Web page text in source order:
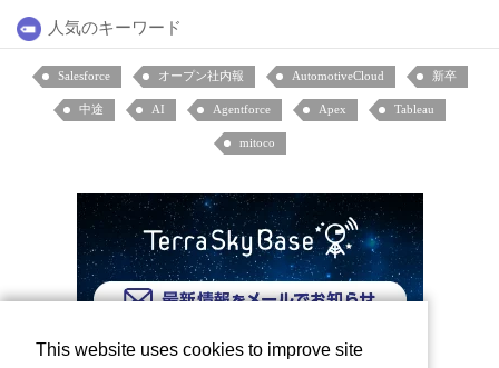
人気のキーワード
Salesforce オープン社内報 AutomotiveCloud 新卒
中途 AI Agentforce Apex Tableau
mitoco
This website uses cookies to improve site